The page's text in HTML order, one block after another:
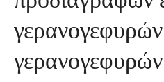
γερανογεφυρών